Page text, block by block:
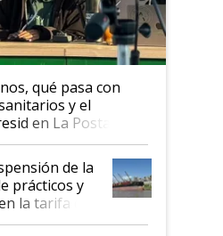
qué pasa con
y el
en La Posta
de la
prácticos y
la tarifa de